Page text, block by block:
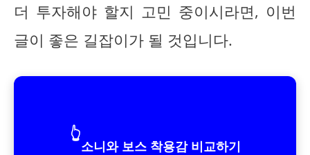
더 투자해야 할지 고민 중이시라면, 이번
글이 좋은 길잡이가 될 것입니다.
👆
소니와 보스 착용감 비교하기